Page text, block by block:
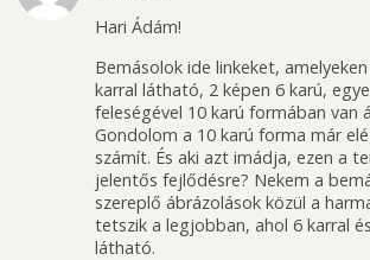
Hari Ádám!
Bemásolok ide linkeket,
karral látható, 2 képen 6 karú,
feleségével 10 karú formában van
Gondolom a 10 karú forma már
számít. És aki azt imádja, ezen a
jelentős fejlődésre? Nekem a
szereplő ábrázolások közül a
tetszik a legjobban, ahol 6 karral
látható.